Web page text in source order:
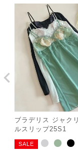
ブラデリス ジャク
ルスリップ25S1
SALE